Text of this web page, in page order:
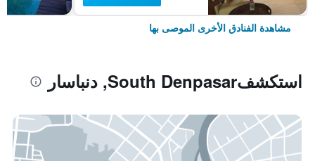
مشاهدة الفنادق الأخرى الموصى بها
استكشفSouth Denpasar, دنباسار